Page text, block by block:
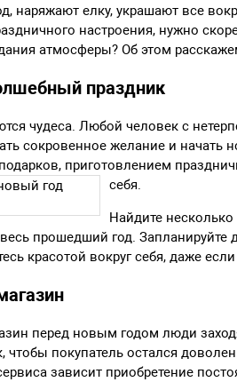
наряжают елку, украшают все
настроения, нужно
атмосферы? Об этом
праздник
чудеса. Любой человек с
сокровенное желание и
приготовлением
себя.
Найдите
прошедший год. Запланируйте
красотой вокруг себя, даже
перед новым годом люди
чтобы покупатель остался
зависит приобретение